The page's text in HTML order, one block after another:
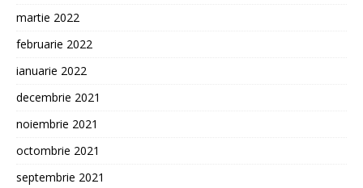
martie 2022
februarie 2022
ianuarie 2022
decembrie 2021
noiembrie 2021
octombrie 2021
septembrie 2021